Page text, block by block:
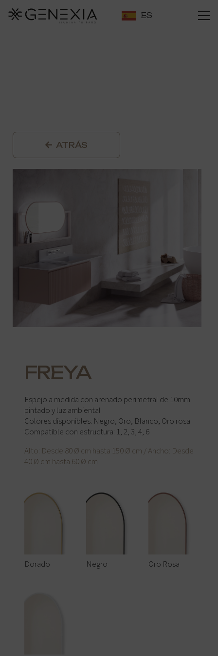
ES
ATRÁS
FREYA
Espejo a medida con arenado perimetral de 10mm
pintado y luz ambiental
Colores disponibles: Negro, Oro, Blanco, Oro rosa
Compatible con estructura: 1, 2, 3, 4, 6
Alto: Desde 80 Ø cm hasta 150 Ø cm / Ancho: Desde
40 Ø cm hasta 60 Ø cm
Dorado Negro Oro Rosa